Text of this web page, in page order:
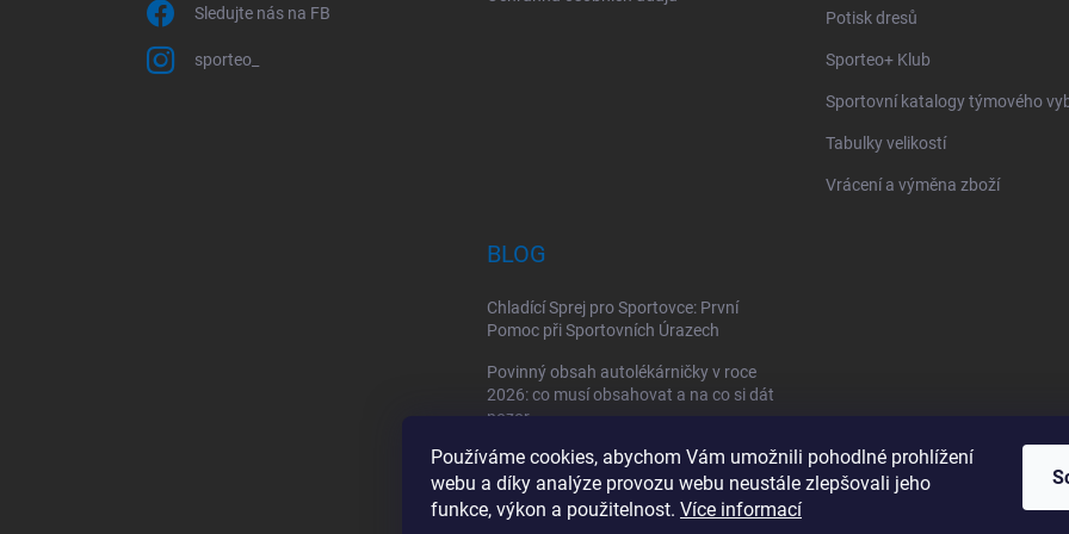
Používáme cookies, abychom Vám umožnili pohodlné prohlížení
webu a díky analýze provozu webu neustále zlepšovali jeho
funkce, výkon a použitelnost. Více informací
Sledujte nás na FB
sporteo_
Potisk dresů
Sporteo+ Klub
Sportovní katalogy týmového
Tabulky velikostí
Vrácení a výměna zboží
BLOG
Chladící Sprej pro Sportovce: První
Pomoc při Sportovních Úrazech
Povinný obsah autolékárničky v roce
2026: co musí obsahovat a na co si dát
pozor
Sportovní lékárnička: Jak si vybrat a co
by měla obsahovat?